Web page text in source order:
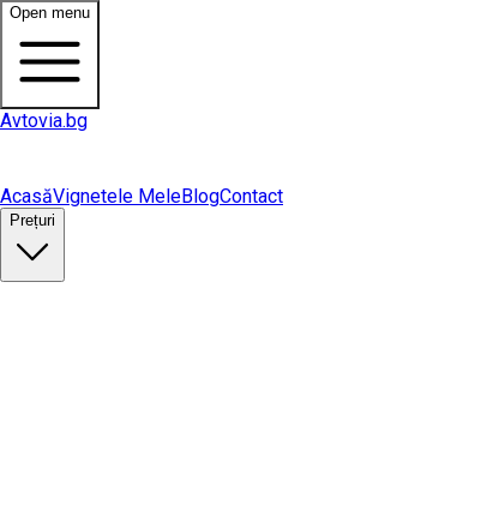
Open menu
Avtovia.bg
AcasăVignetele MeleBlogContact
Prețuri